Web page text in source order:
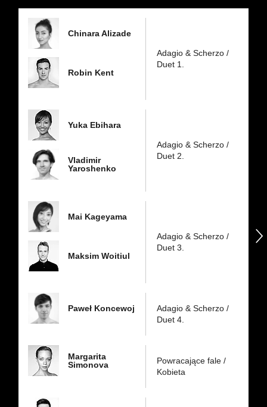
dniu:
Chinara Alizade
Robin Kent
Adagio & Scherzo /
Duet 1.
Yuka Ebihara
Vladimir
Yaroshenko
Adagio & Scherzo /
Duet 2.
Mai Kageyama
Maksim Woitiul
Adagio & Scherzo /
Duet 3.
Paweł Koncewoj
Adagio & Scherzo /
Duet 4.
Margarita
Simonova
Powracające fale /
Kobieta
następny